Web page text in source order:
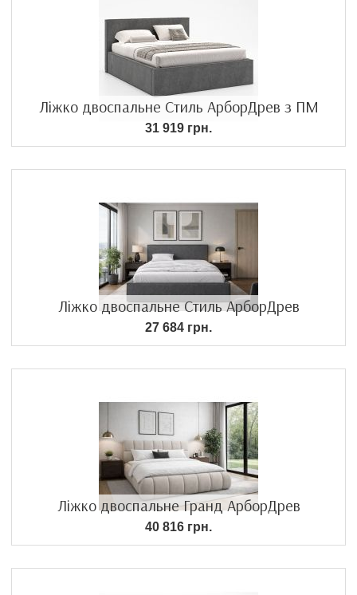
Ліжко двоспальне Стиль АрборДрев з ПМ
31 919 грн.
Ліжко двоспальне Стиль АрборДрев
27 684 грн.
Ліжко двоспальне Гранд АрборДрев
40 816 грн.